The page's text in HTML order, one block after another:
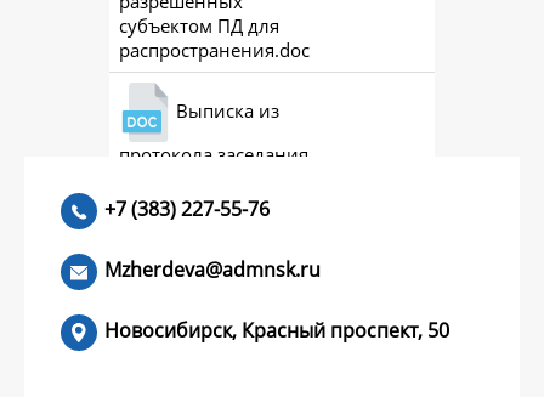
субъектом ПД для
распространения.doc
Выписка из
протокола заседания
+7 (383) 227-55-76
Mzherdeva@admnsk.ru
Новосибирск, Красный проспект, 50